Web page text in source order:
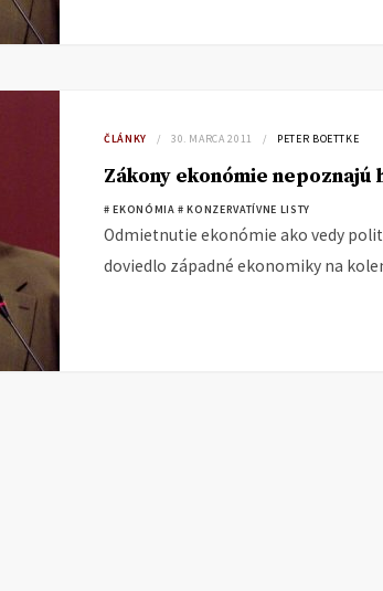
ČLÁNKY 30. MARCA 2011 PETER BOETTKE
Zákony ekonómie nepoznajú
# EKONÓMIA # KONZERVATÍVNE LISTY
Odmietnutie ekonómie ako vedy
doviedlo západné ekonomiky na